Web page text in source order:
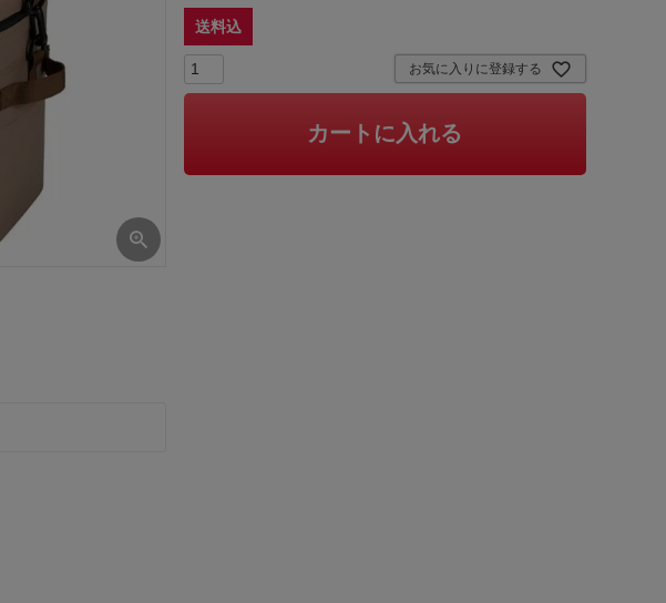
送料込
お気に入りに登録する
カートに入れる